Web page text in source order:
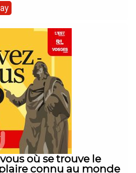
vous ignorez sur elle.Un podcast
Marie Russe basé sur les
la rédaction locale de Nancy.”
vous où se trouve le
connu au monde